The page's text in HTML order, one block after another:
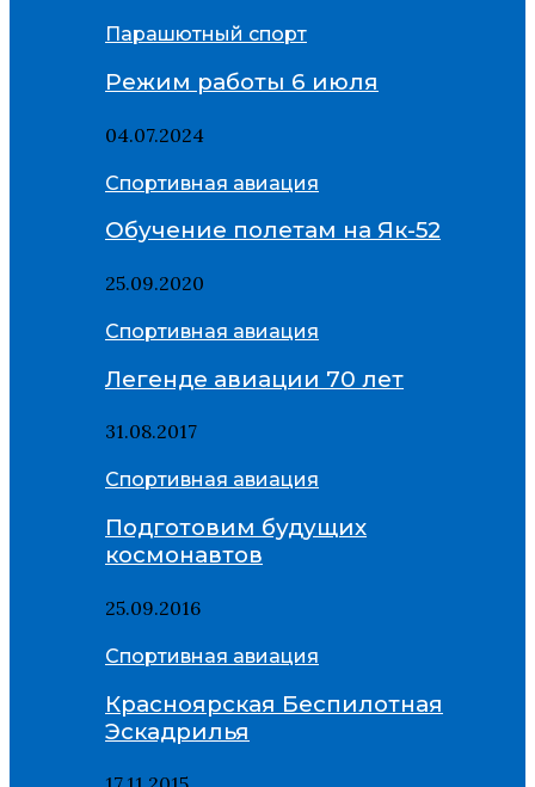
Парашютный спорт
Режим работы 6 июля
04.07.2024
Спортивная авиация
Обучение полетам на Як-52
25.09.2020
Спортивная авиация
Легенде авиации 70 лет
31.08.2017
Спортивная авиация
Подготовим будущих
космонавтов
25.09.2016
Спортивная авиация
Красноярская Беспилотная
Эскадрилья